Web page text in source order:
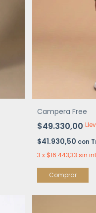
Campera Free
$49.330,00
$41.930,50 con
3 x $16.443,33 sin
Comprar